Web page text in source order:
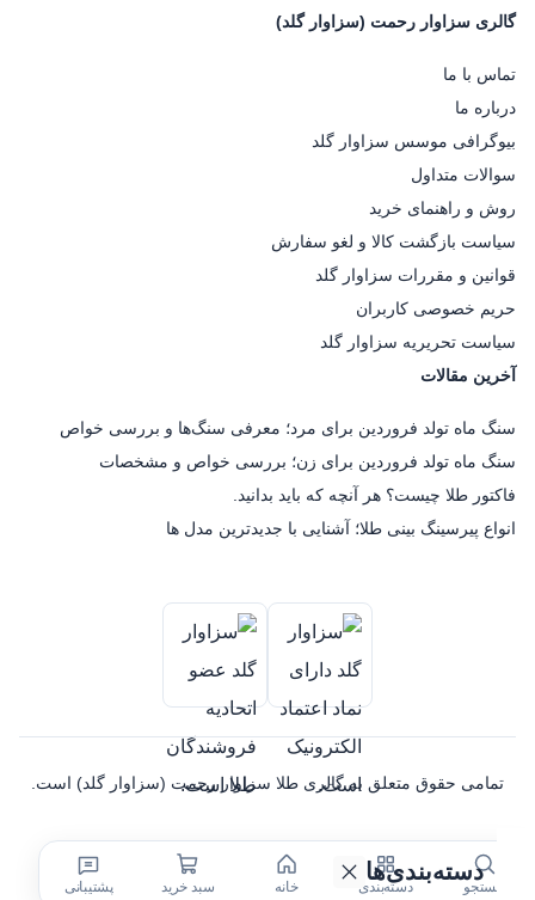
گالری سزاوار رحمت (سزاوار گلد)
تماس با ما
درباره ما
بیوگرافی موسس سزاوار گلد
سوالات متداول
روش و راهنمای خرید
سیاست بازگشت کالا و لغو سفارش
قوانین و مقررات سزاوار گلد
حریم خصوصی کاربران
سیاست تحریریه سزاوار گلد
آخرین مقالات
سنگ ماه تولد فروردین برای مرد؛ معرفی سنگ‌ها و بررسی خواص
سنگ ماه تولد فروردین برای زن؛ بررسی خواص و مشخصات
فاکتور طلا چیست؟ هر آنچه که باید بدانید.
انواع پیرسینگ بینی طلا؛ آشنایی با جدیدترین مدل ها
تمامی حقوق متعلق به گالری طلا سزاوار رحمت (سزاوار گلد) است.
دسته‌بندی‌ها
جستجو دسته‌بندی خانه سبد خرید پشتیبانی